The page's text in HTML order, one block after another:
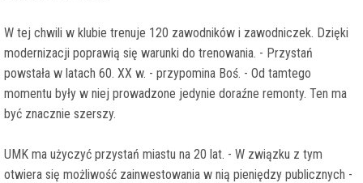
W tej chwili w klubie trenuje 120 zawodników i zawodniczek. Dzięki
modernizacji poprawią się warunki do trenowania. - Przystań
powstała w latach 60. XX w. - przypomina Boś. - Od tamtego
momentu były w niej prowadzone jedynie doraźne remonty. Ten ma
być znacznie szerszy.
UMK ma użyczyć przystań miastu na 20 lat. - W związku z tym
otwiera się możliwość zainwestowania w nią pieniędzy publicznych -